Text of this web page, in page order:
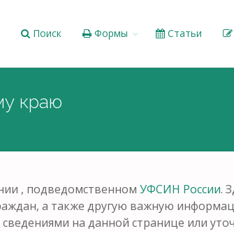
Поиск Формы Статьи
краю
, подведомственном УФСИН России.
а также другую важную
на данной странице или